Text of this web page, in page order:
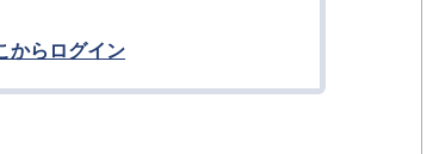
からログイン